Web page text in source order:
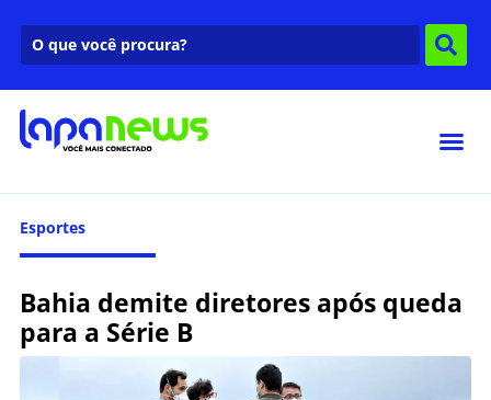
Esportes
Bahia demite diretores após queda
para a Série B